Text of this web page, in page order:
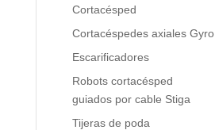
Cortacésped
Cortacéspedes axiales Gyro
Escarificadores
Robots cortacésped
guiados por cable Stiga
Tijeras de poda